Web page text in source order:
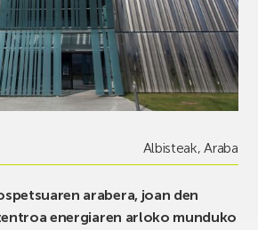
Albisteak,Araba
arabera, joan den
energiaren arloko munduko